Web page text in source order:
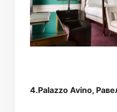
4.Palazzo Avino,